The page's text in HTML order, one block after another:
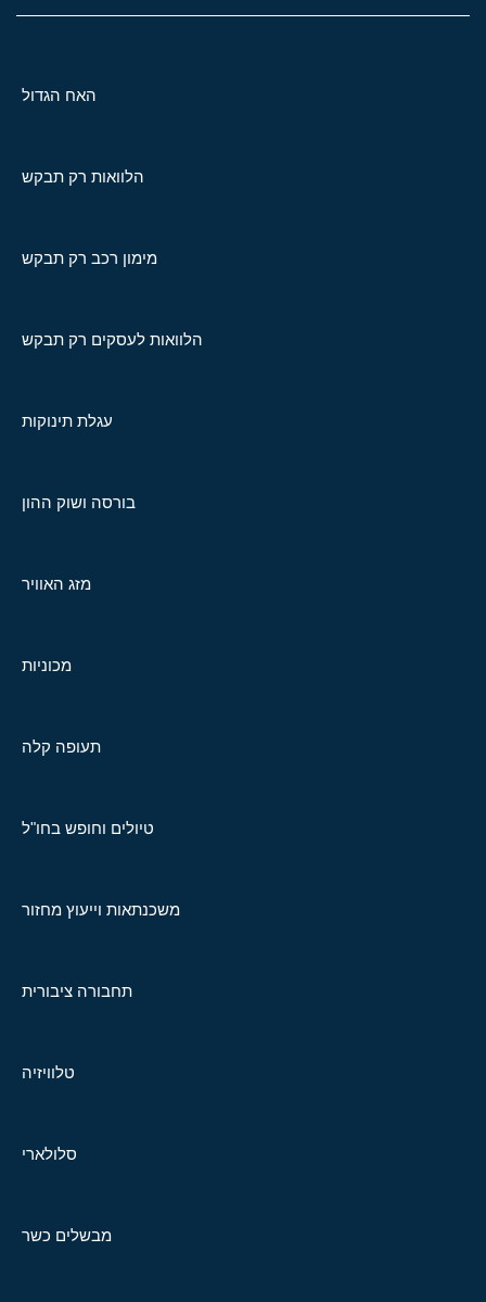
האח הגדול
הלוואות רק תבקש
מימון רכב רק תבקש
הלוואות לעסקים רק תבקש
עגלת תינוקות
בורסה ושוק ההון
מזג האוויר
מכוניות
תעופה קלה
טיולים וחופש בחו"ל
משכנתאות וייעוץ מחזור
תחבורה ציבורית
טלוויזיה
סלולארי
מבשלים כשר